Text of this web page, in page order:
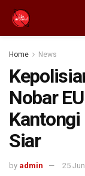
Home News
Nobar
Siar
by admin 25